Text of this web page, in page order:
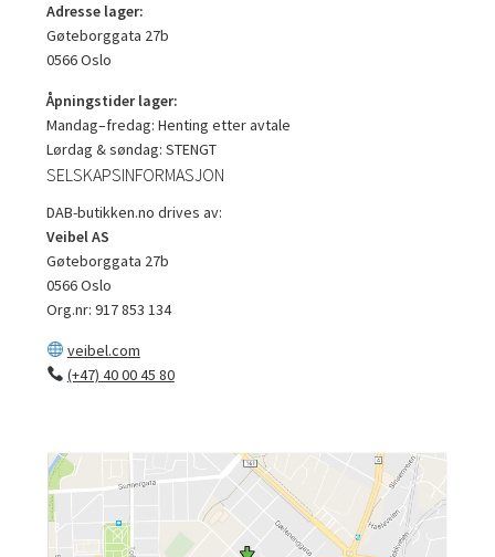
Adresse lager:
Gøteborggata 27b
0566 Oslo
Åpningstider lager:
Mandag–fredag: Henting etter avtale
Lørdag & søndag: STENGT
SELSKAPSINFORMASJON
DAB-butikken.no drives av:
Veibel AS
Gøteborggata 27b
0566 Oslo
Org.nr: 917 853 134
veibel.com
(+47) 40 00 45 80